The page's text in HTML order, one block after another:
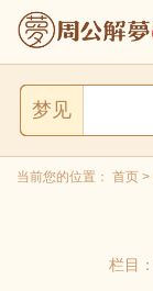
梦见
当前您的位置： 首页 >
栏目：